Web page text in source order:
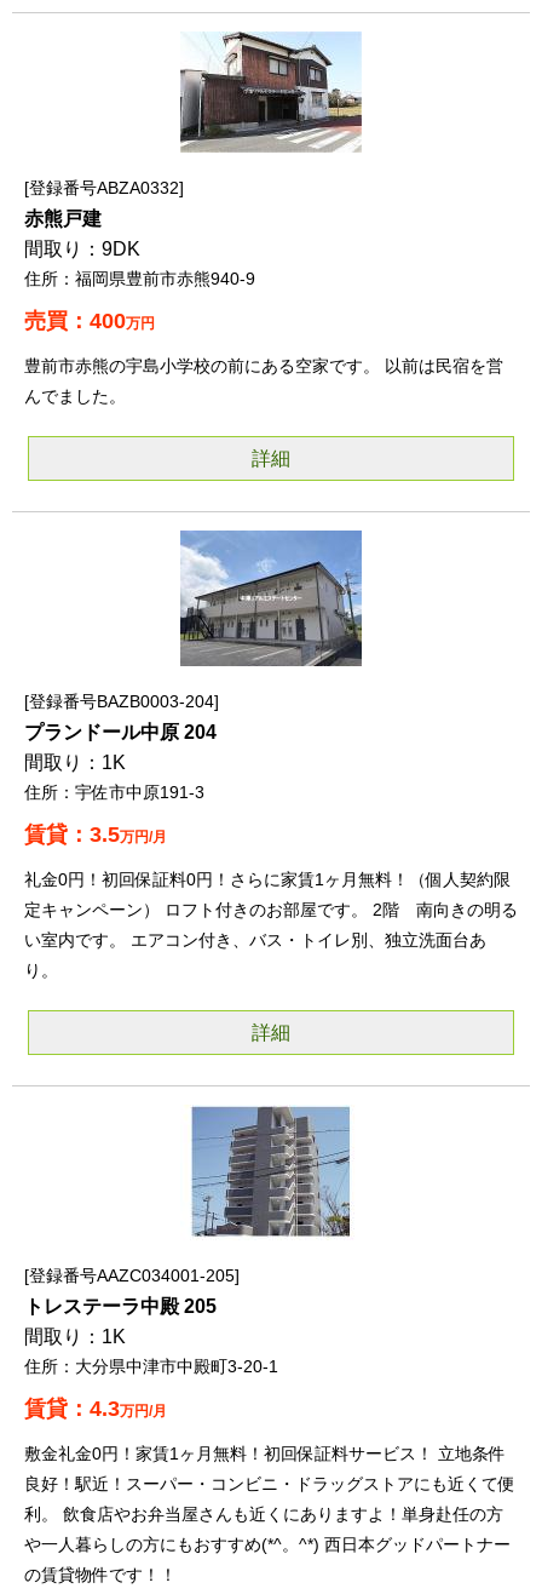
登録番号ABZA0332
赤熊戸建
9DK
福岡県豊前市赤熊940-9
400万円
豊前市赤熊の宇島小学校の前にある空家です。 以前は民宿を営
んでました。
詳細
登録番号BAZB0003-204
プランドール中原 204
1K
宇佐市中原191-3
3.5万円/月
礼金0円！初回保証料0円！さらに家賃1ヶ月無料！（個人契約限
定キャンペーン） ロフト付きのお部屋です。 2階 南向きの明る
い室内です。 エアコン付き、バス・トイレ別、独立洗面台あ
り。
詳細
登録番号AAZC034001-205
トレステーラ中殿 205
1K
大分県中津市中殿町3-20-1
4.3万円/月
敷金礼金0円！家賃1ヶ月無料！初回保証料サービス！ 立地条件
良好！駅近！スーパー・コンビニ・ドラッグストアにも近くて便
利。 飲食店やお弁当屋さんも近くにありますよ！単身赴任の方
や一人暮らしの方にもおすすめ(*^。^*) 西日本グッドパートナー
の賃貸物件です！！